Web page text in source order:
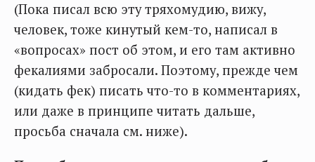
(Пока писал всю эту тряхомудию, вижу,
человек, тоже кинутый кем-то, написал в
«вопросах» пост об этом, и его там активно
фекалиями забросали. Поэтому, прежде чем
(кидать фек) писать что-то в комментариях,
или даже в принципе читать дальше,
просьба сначала см. ниже).